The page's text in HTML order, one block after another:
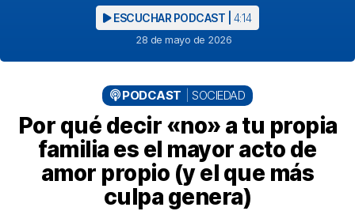
ESCUCHAR PODCAST | 4:14
28 de mayo de 2026
PODCAST SOCIEDAD
Por qué decir «no» a tu propia
familia es el mayor acto de
amor propio (y el que más
culpa genera)